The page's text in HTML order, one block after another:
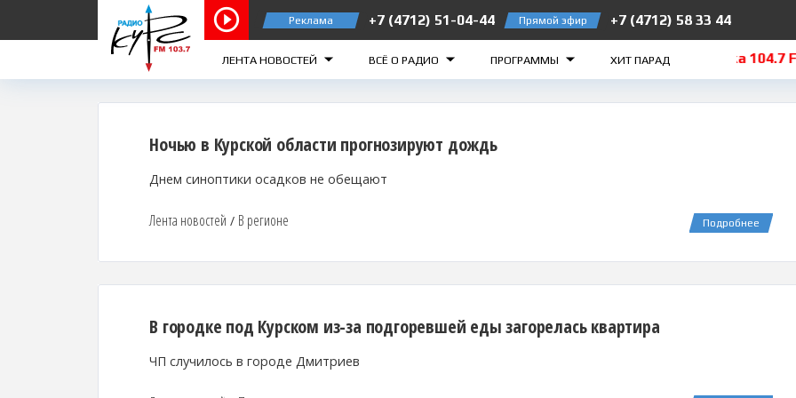
Реклама +7 (4712) 51-04-44 Прямой эфир +7 (4712) 58 33 44
ЛЕНТА НОВОСТЕЙ ВСЁ О РАДИО ПРОГРАММЫ ХИТ ПАРАД
Курск 103.7 FM Железногорск 105.2 FM Рыльск 106.5 FM Суджа 104.7 FM
Ночью в Курской области прогнозируют дождь
Днем синоптики осадков не обещают
Лента новостей / В регионе Подробнее
В городке под Курском из-за подгоревшей еды загорелась квартира
ЧП случилось в городе Дмитриев